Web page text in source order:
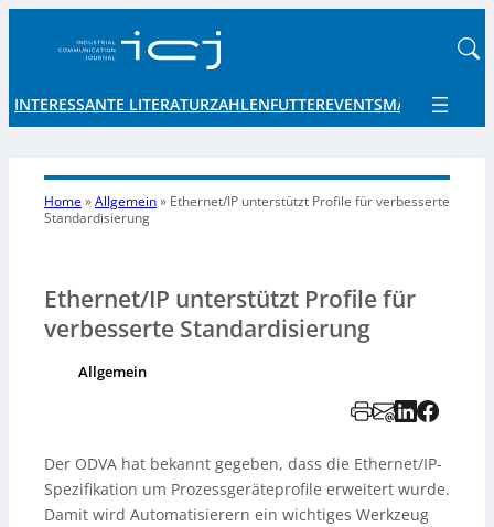
INTERESSANTE LITERATURZAHLENFUTTEREVENTSMÄRKTE UND
Home»Allgemein» Ethernet/IP unterstützt Profile für verbesserte
Standardisierung
Ethernet/IP unterstützt Profile für
verbesserte Standardisierung
Allgemein
Der ODVA hat bekannt gegeben, dass die Ethernet/IP-
Spezifikation um Prozessgeräteprofile erweitert wurde.
Damit wird Automatisierern ein wichtiges Werkzeug